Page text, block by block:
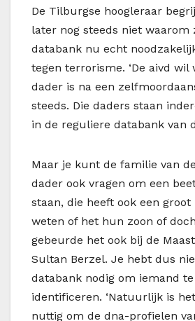
De Tilburgse hoogleraar
later nog steeds niet waarom
databank nu echt
tegen terrorisme. ‘De aivd wil
dader is na een
steeds. Die daders staan
in de reguliere databank van
Maar je kunt de familie van
dader ook vragen om een
staan, die heeft ook een
weten of het hun zoon of
gebeurde het ook bij de
Sultan Berzel. Je hebt dus
databank nodig om iemand
identificeren. ‘Natuurlijk is
nuttig om de dna-profielen